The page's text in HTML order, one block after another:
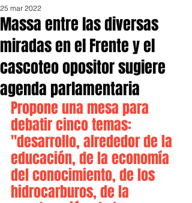
Massa entre las diversas
miradas en el Frente y el
cascoteo opositor sugiere
agenda parlamentaria
25 mar 2022
Propone una mesa para
debatir cinco temas:
"desarrollo, alrededor de la
educación, de la economía
del conocimiento, de los
hidrocarburos, de la